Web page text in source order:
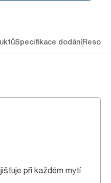
Specifikace dodání
při každém mytí